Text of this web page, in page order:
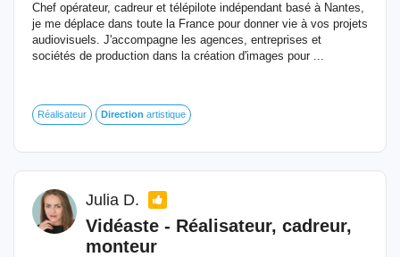
Chef opérateur, cadreur et télépilote indépendant basé à Nantes,
je me déplace dans toute la France pour donner vie à vos projets
audiovisuels. J'accompagne les agences, entreprises et
sociétés de production dans la création d'images pour ...
Réalisateur Direction artistique
Julia D.
Vidéaste - Réalisateur, cadreur,
monteur